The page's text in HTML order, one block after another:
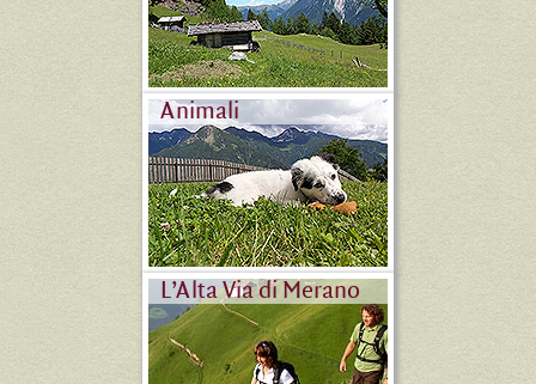
Animali
L’Alta Via di Merano